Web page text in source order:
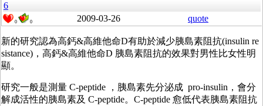
6
0 0 2009-03-26 quote
新的研究認為高鈣&高維他命D有助於減少胰島素阻抗(insulin re
sistance)，高鈣&高維他命D 胰島素阻抗的效果對男性比女性明
顯。
研究一般是測量 C-peptide ，胰島素先分泌成 pro-insulin，會分
解成活性的胰島素及 C-peptide。C-peptide 愈低代表胰島素阻抗